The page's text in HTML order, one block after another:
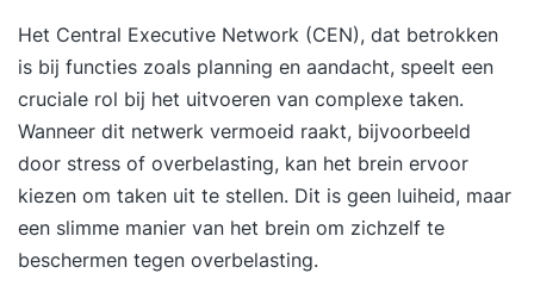
Het Central Executive Network (CEN), dat betrokken
is bij functies zoals planning en aandacht, speelt een
cruciale rol bij het uitvoeren van complexe taken.
Wanneer dit netwerk vermoeid raakt, bijvoorbeeld
door stress of overbelasting, kan het brein ervoor
kiezen om taken uit te stellen. Dit is geen luiheid, maar
een slimme manier van het brein om zichzelf te
beschermen tegen overbelasting.